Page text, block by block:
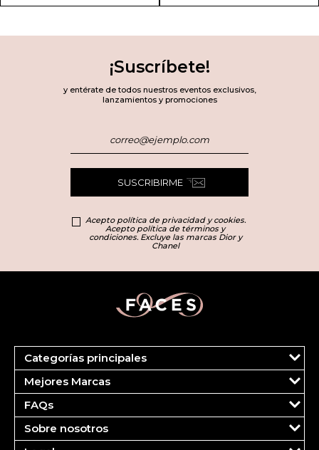
¡Suscríbete!
y entérate de todos nuestros eventos exclusivos,
lanzamientos y promociones
SUSCRIBIRME
Acepto política de privacidad y cookies.
Acepto política de términos y
condiciones. Excluye las marcas Dior y
Chanel
Categorías principales
Marcas
Dior
Más Vendidos
Fragancias
Maquillaje
Cuidado del Rostro
Mejores Marcas
Clinique
Estee Lauder
Carolina Herrera
Ver todas las marcas
FAQs
Tu cuenta
Pedidos
FAQS
Sobre nosotros
¿Quiénes somos?